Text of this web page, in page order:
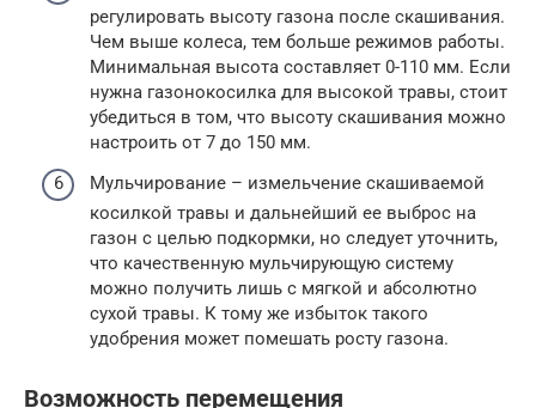
регулировать высоту газона после скашивания.
Чем выше колеса, тем больше режимов работы.
Минимальная высота составляет 0-110 мм. Если
нужна газонокосилка для высокой травы, стоит
убедиться в том, что высоту скашивания можно
настроить от 7 до 150 мм.
Мульчирование – измельчение скашиваемой
косилкой травы и дальнейший ее выброс на
газон с целью подкормки, но следует уточнить,
что качественную мульчирующую систему
можно получить лишь с мягкой и абсолютно
сухой травы. К тому же избыток такого
удобрения может помешать росту газона.
Возможность перемещения